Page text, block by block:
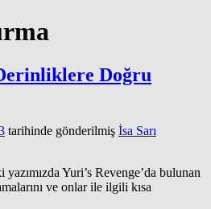
Doğru
tarihinde gönderilmiş İsa Sarı
Yuri’s Revenge’da bulunan
ve onlar ile ilgili kısa